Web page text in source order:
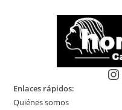
Enlaces rápidos:
Quiénes somos